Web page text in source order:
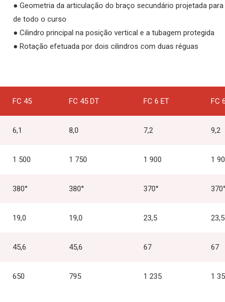
● Geometria da articulação do braço secundário projetada
de todo o curso
● Cilindro principal na posição vertical e a tubagem protegida
● Rotação efetuada por dois cilindros com duas réguas
FC 45 FC 45 DT FC 6 ET FC
6,1 8,0 7,2 9,2
1 500 1 750 1 900 1
380° 380° 370° 370°
19,0 19,0 23,5 23,5
45,6 45,6 67 67
650 795 1 235 1